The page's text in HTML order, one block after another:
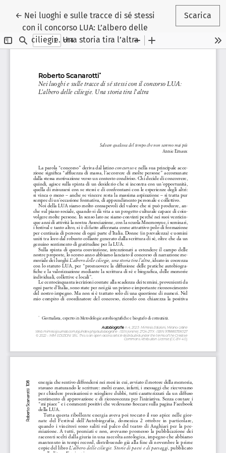
← Ritorna ai dettagli dell'articolo
Nei luoghi e sulle tracce di sé stessi
con il concorso LUA: L’albero delle
ciliegie. Una storia tira l’altra
Scarica